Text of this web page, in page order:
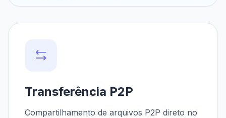
Transferência P2P
Compartilhamento de arquivos P2P direto no